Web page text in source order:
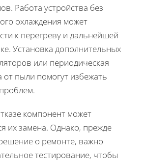
Работа устройства без
охлаждения может
к перегреву и дальнейшей
Установка дополнительных
или периодическая
от пыли помогут избежать
компонент может
их замена. Однако, прежде
о ремонте, важно
тестирование, чтобы